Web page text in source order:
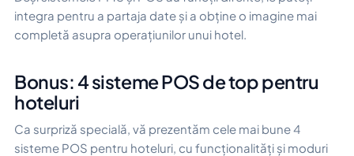
integra pentru a partaja date și a obține o imagine mai
completă asupra operațiunilor unui hotel.
Bonus: 4 sisteme POS de top pentru
hoteluri
Ca surpriză specială, vă prezentăm cele mai bune 4
sisteme POS pentru hoteluri, cu funcționalități și moduri